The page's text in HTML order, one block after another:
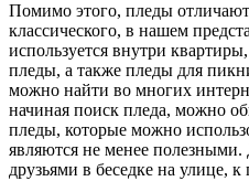
Помимо этого, пледы
классического, в нашем
используется внутри
пледы, а также пледы для
можно найти во многих
начиная поиск пледа, можно
пледы, которые можно
являются не менее полезными.
друзьями в беседке на улице, к